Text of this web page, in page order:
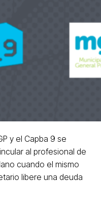
y el Capba 9 se
al profesional de
cuando el mismo
libere una deuda